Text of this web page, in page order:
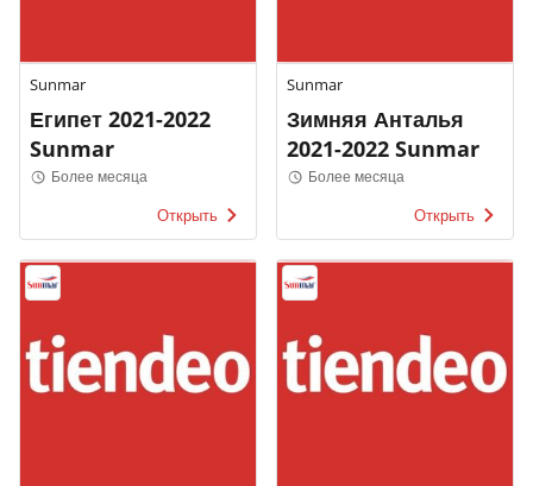
Sunmar
Египет 2021-2022
Sunmar
Более месяца
Открыть
Sunmar
Зимняя Анталья
2021-2022 Sunmar
Более месяца
Открыть